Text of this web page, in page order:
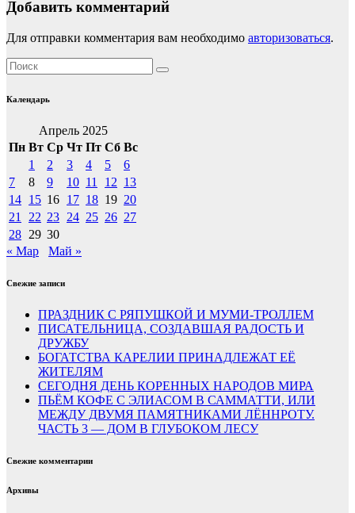
Добавить комментарий
Для отправки комментария вам необходимо авторизоваться.
Календарь
Апрель 2025
Пн Вт Ср Чт Пт Сб Вс
1
2 3 4 5
6
7
8 9 10 11 12 13
14 15 16 17 18 19 20
21
22 23 24 25 26 27
28 29 30
« Мар
Май »
Свежие записи
ПРАЗДНИК С РЯПУШКОЙ И МУМИ-ТРОЛЛЕМ
ПИСАТЕЛЬНИЦА, СОЗДАВШАЯ РАДОСТЬ И
ДРУЖБУ
БОГАТСТВА КАРЕЛИИ ПРИНАДЛЕЖАТ ЕЁ
ЖИТЕЛЯМ
СЕГОДНЯ ДЕНЬ КОРЕННЫХ НАРОДОВ МИРА
ПЬЁМ КОФЕ С ЭЛИАСОМ В САММАТТИ, ИЛИ
МЕЖДУ ДВУМЯ ПАМЯТНИКАМИ ЛЁННРОТУ.
ЧАСТЬ 3 — ДОМ В ГЛУБОКОМ ЛЕСУ
Свежие комментарии
Архивы